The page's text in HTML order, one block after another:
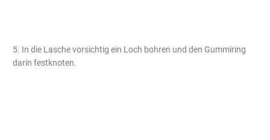
5. In die Lasche vorsichtig ein Loch bohren und den Gummiring
darin festknoten.